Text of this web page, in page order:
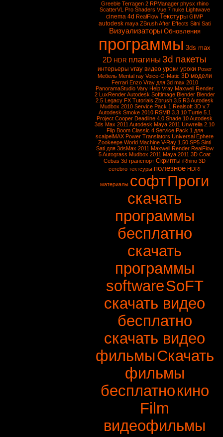
Greeble Terragen 2 RPManager physx rhino
ScatterVL Pro Shaders Vue 7 nuke Lightwave
cinema 4d RealFlow Текстуры GIMP
autodesk maya ZBrushAfter Effects Sitni Sati
Визуализаторы Обновления
программы 3ds max
2D HDR плагины 3d пакеты
интерьеры vray видео уроки уроки Poser
Мебель Mental ray Voice-O-Matic 3D модели
Ferrari Enzo Vray для 3d max 2010
PanoramaStudio Vary Help Vray Maxwell Render
2 LuxRender Autodesk Softimage Blender Blender
2.5 Legacy FX Tutorials Zbrush 3.5 R3Autodesk
Mudbox 2010 Service Pack 1 Realsoft 3D v.7
Autodesk Smoke 2010 RSMB 3.3.10 Turtle 5.1
Project Cooper Deadline 4.0 Shade 10Autodesk
3ds Max 2011 Autodesk Maya 2011 Unwrella 2.10
Flip Boom Classic 4 Service Pack 1 для
scalpelMAX Power Translators Universal Ephere
Zookeepe World Machine V-Ray 1.50 SP5 Sinti
Sati для 3dsMax 2011 Maxwell Render RealFlow
5Autograss Mudbox 2011 Maya 2011 3D Coat
Cebas 3d транспорт Скрипты iRhino 3D
cerebro тектсуры полезное HDRI
материалы софтПроги
скачать
программы
бесплатно
скачать
программы
softwareSoFT
скачать видео
бесплатно
скачать видео
фильмыСкачать
фильмы
бесплатнокино
Film
видеофильмы